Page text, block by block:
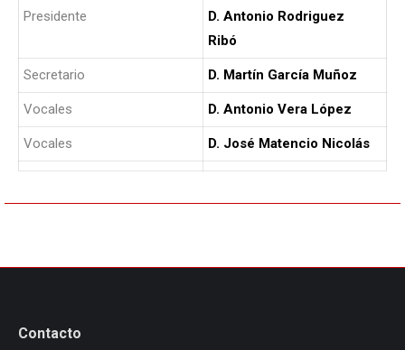
Presidente
D. Antonio Rodriguez
Ribó
Secretario D. Martín García Muñoz
Vocales D. Antonio Vera López
Vocales D. José Matencio Nicolás
Contacto